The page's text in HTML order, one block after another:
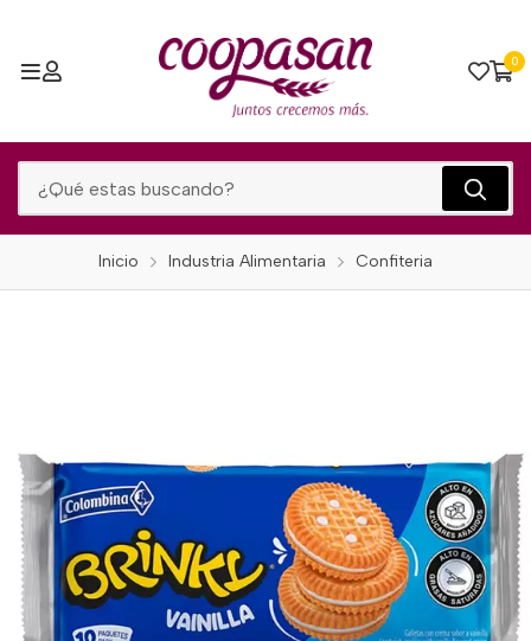
0
Inicio Industria Alimentaria Confiteria